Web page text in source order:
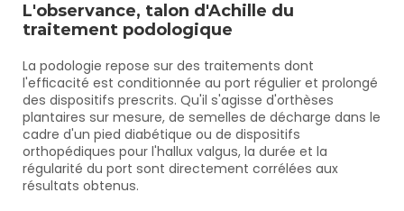
L'observance, talon d'Achille du
traitement podologique
La podologie repose sur des traitements dont
l'efficacité est conditionnée au port régulier et prolongé
des dispositifs prescrits. Qu'il s'agisse d'orthèses
plantaires sur mesure, de semelles de décharge dans le
cadre d'un pied diabétique ou de dispositifs
orthopédiques pour l'hallux valgus, la durée et la
régularité du port sont directement corrélées aux
résultats obtenus.